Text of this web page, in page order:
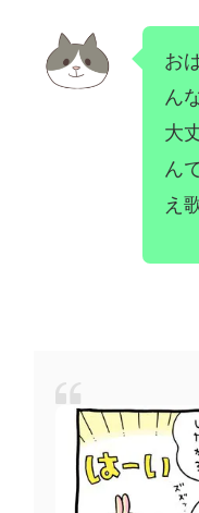
お
ん
大
ん
え